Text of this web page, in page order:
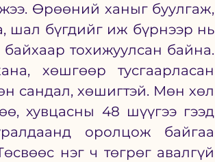
Өрөөний ханыг буулгаж,
шал бүгдийг иж бүрнээр нь
байхаар тохижуулсан байна.
хөшгөөр тусгаарласан
сандал, хөшигтэй. Мөн хөл
хувцасны 48 шүүгээ гээд
оролцож байгаа
нэг ч төгрөг авалгүй